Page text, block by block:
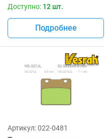
Доступно: 12 шт.
Подробнее
Артикул:022-0481